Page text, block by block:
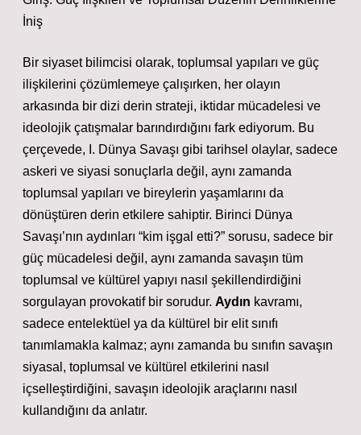
İniş
Bir siyaset bilimcisi olarak, toplumsal yapıları ve güç
ilişkilerini çözümlemeye çalışırken, her olayın
arkasında bir dizi derin strateji, iktidar mücadelesi ve
ideolojik çatışmalar barındırdığını fark ediyorum. Bu
çerçevede, I. Dünya Savaşı gibi tarihsel olaylar, sadece
askeri ve siyasi sonuçlarla değil, aynı zamanda
toplumsal yapıları ve bireylerin yaşamlarını da
dönüştüren derin etkilere sahiptir. Birinci Dünya
Savaşı’nın aydınları “kim işgal etti?” sorusu, sadece bir
güç mücadelesi değil, aynı zamanda savaşın tüm
toplumsal ve kültürel yapıyı nasıl şekillendirdiğini
sorgulayan provokatif bir sorudur. Aydın kavramı,
sadece entelektüel ya da kültürel bir elit sınıfı
tanımlamakla kalmaz; aynı zamanda bu sınıfın savaşın
siyasal, toplumsal ve kültürel etkilerini nasıl
içselleştirdiğini, savaşın ideolojik araçlarını nasıl
kullandığını da anlatır.